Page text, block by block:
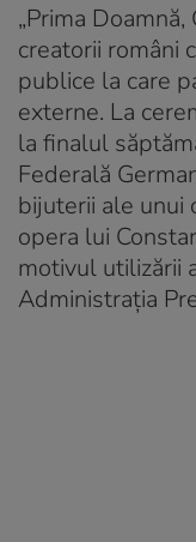
„Prima
creatorii români
publice la care
externe. La
la finalul
Federală
bijuterii ale unui
opera lui
motivul utilizării
Administraţia